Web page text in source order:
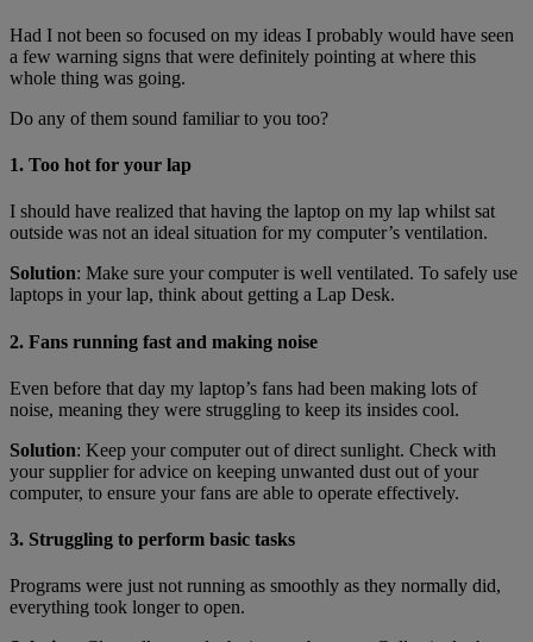
Had I not been so focused on my ideas I probably would have seen
a few warning signs that were definitely pointing at where this
whole thing was going.
Do any of them sound familiar to you too?
1. Too hot for your lap
I should have realized that having the laptop on my lap whilst sat
outside was not an ideal situation for my computer’s ventilation.
Solution: Make sure your computer is well ventilated. To safely use
laptops in your lap, think about getting a Lap Desk.
2. Fans running fast and making noise
Even before that day my laptop’s fans had been making lots of
noise, meaning they were struggling to keep its insides cool.
Solution: Keep your computer out of direct sunlight. Check with
your supplier for advice on keeping unwanted dust out of your
computer, to ensure your fans are able to operate effectively.
3. Struggling to perform basic tasks
Programs were just not running as smoothly as they normally did,
everything took longer to open.